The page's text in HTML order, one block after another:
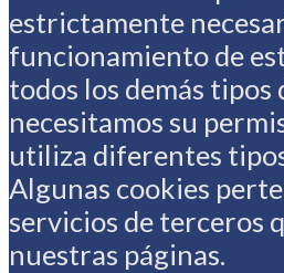
estrictamente
funcionamiento de
todos los demás tipos
necesitamos su
utiliza diferentes
Algunas cookies
servicios de terceros
nuestras páginas.